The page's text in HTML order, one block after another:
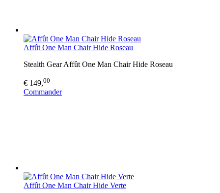
Affût One Man Chair Hide Roseau
Stealth Gear Affût One Man Chair Hide Roseau
€ 149,00
Commander
Affût One Man Chair Hide Verte